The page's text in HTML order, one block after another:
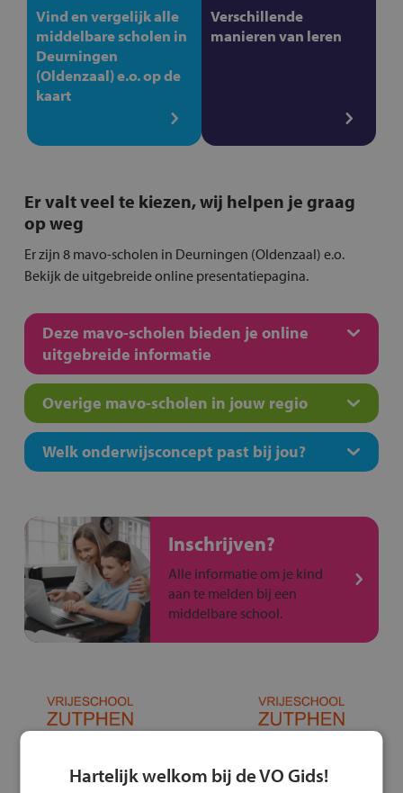
Vind en vergelijk alle
middelbare scholen in
Deurningen
(Oldenzaal) e.o. op de
kaart
Verschillende
manieren van leren
Er valt veel te kiezen, wij helpen je graag
op weg
Er zijn 8 mavo-scholen in Deurningen (Oldenzaal) e.o.
Bekijk de uitgebreide online presentatiepagina.
Deze mavo-scholen bieden je online
uitgebreide informatie
Overige mavo-scholen in jouw regio
Welk onderwijsconcept past bij jou?
Inschrijven?
Alle informatie om je kind
aan te melden bij een
middelbare school.
Hartelijk welkom bij de VO Gids!